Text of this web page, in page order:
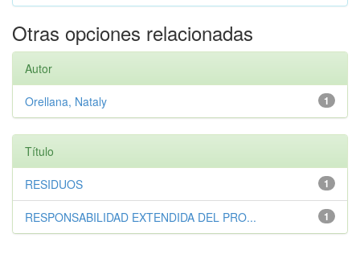
Otras opciones relacionadas
Autor
1
Orellana, Nataly
Título
1
RESIDUOS
1
RESPONSABILIDAD EXTENDIDA DEL PRO...